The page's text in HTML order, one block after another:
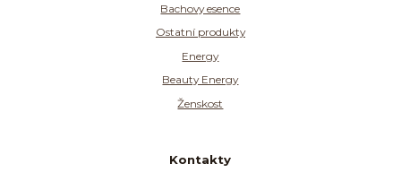
Bachovy esence
Ostatní produkty
Energy
Beauty Energy
Ženskost
Kontakty